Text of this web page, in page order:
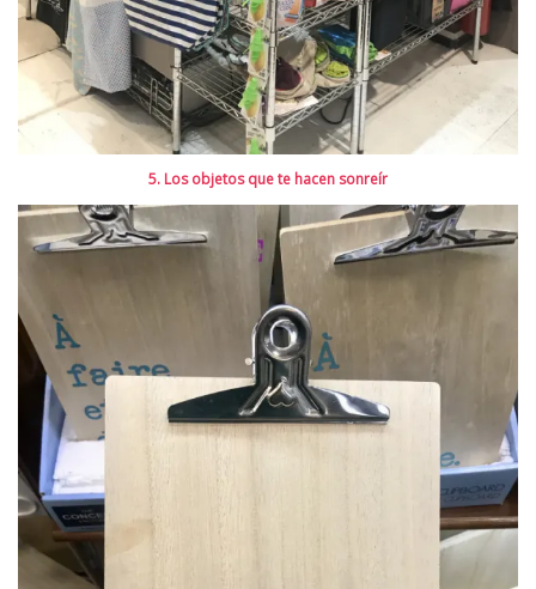
5. Los objetos que te hacen sonreír